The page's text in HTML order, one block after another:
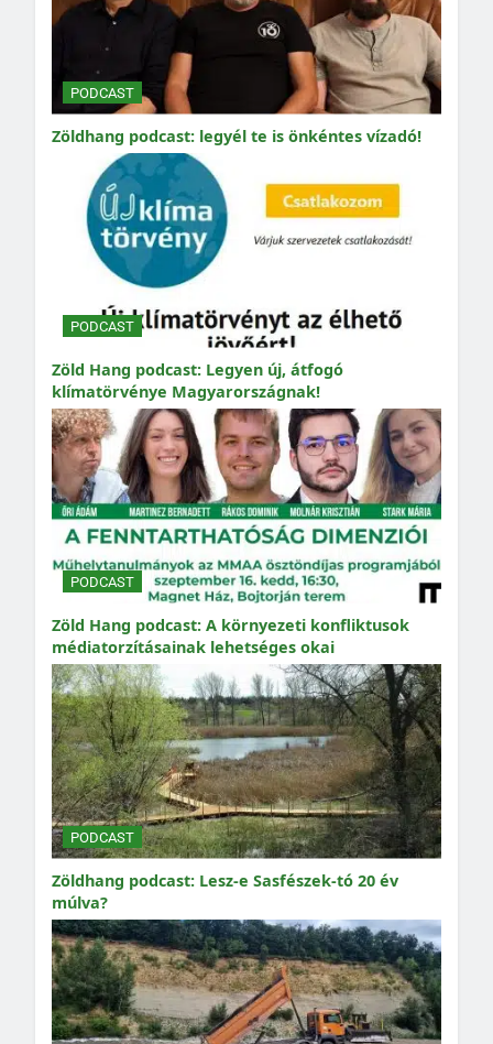
PODCAST
Zöldhang podcast: legyél te is önkéntes vízadó!
PODCAST
Zöld Hang podcast: Legyen új, átfogó
klímatörvénye Magyarországnak!
PODCAST
Zöld Hang podcast: A környezeti konfliktusok
médiatorzításainak lehetséges okai
PODCAST
Zöldhang podcast: Lesz-e Sasfészek-tó 20 év
múlva?